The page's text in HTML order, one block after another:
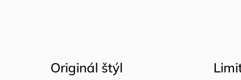
Originál štýl